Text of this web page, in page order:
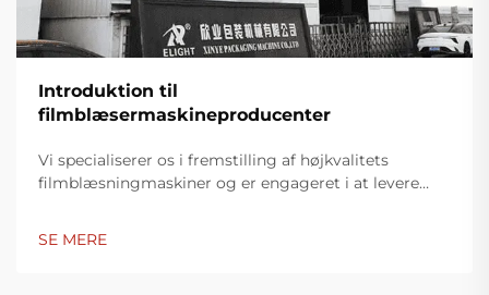
Introduktion til
filmblæsermaskineproducenter
Vi specialiserer os i fremstilling af højkvalitets
filmblæsningmaskiner og er engageret i at levere
teknologi, er højtydende, energieffektive og stabile,
SE MERE